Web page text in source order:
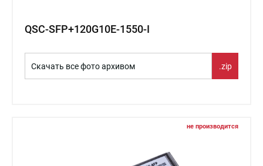
QSC-SFP+120G10E-1550-I
Скачать все фото архивом .zip
не производится